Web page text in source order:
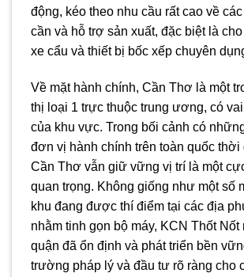
động, kéo theo nhu cầu rất cao về
cần và hỗ trợ sản xuất, đặc biệt là
xe cẩu và thiết bị bốc xếp chuyên
Về mặt hành chính, Cần Thơ là một
thị loại 1 trực thuộc trung ương, có
của khu vực. Trong bối cảnh có
đơn vị hành chính trên toàn quốc thời
Cần Thơ vẫn giữ vững vị trí là một
quan trọng. Không giống như một số
khu đang được thí điểm tại các địa
nhằm tinh gọn bộ máy, KCN Thốt Nốt
quận đã ổn định và phát triển bền
trường pháp lý và đầu tư rõ ràng cho